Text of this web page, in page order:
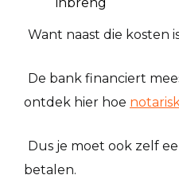
Want naast die kosten
De bank financiert
ontdek hier hoe
Dus je moet ook zelf
betalen.